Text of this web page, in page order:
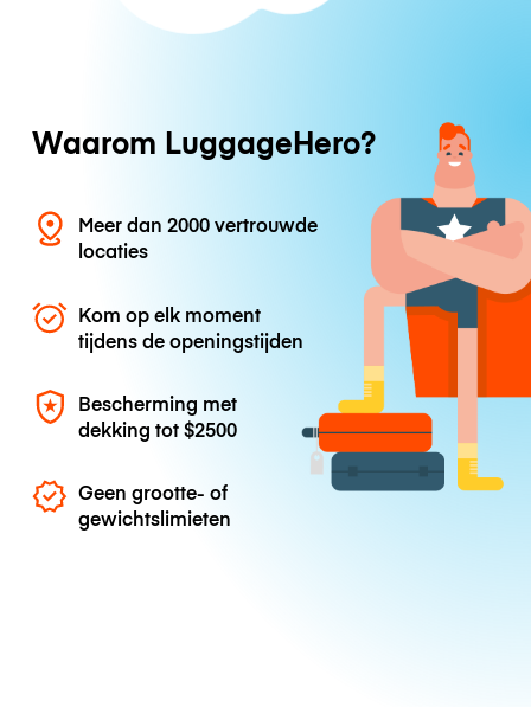
Waarom LuggageHero?
Meer dan 2000 vertrouwde
locaties
Kom op elk moment
tijdens de openingstijden
Bescherming met
dekking tot$2500
Geen grootte- of
gewichtslimieten